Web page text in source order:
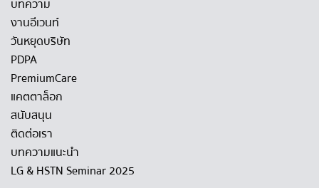
บทความ
งานอีเวนท์
วันหยุดบริษัท
PDPA
PremiumCare
แคตตาล็อก
สนับสนุน
ติดต่อเรา
บทความแนะนำ
LG & HSTN Seminar 2025